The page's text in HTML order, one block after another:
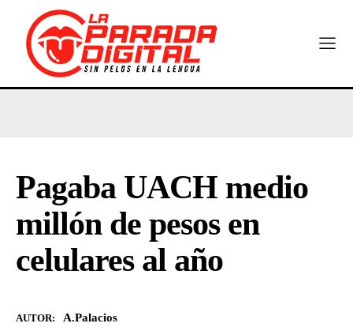
Pagaba UACH medio
millón de pesos en
celulares al año
AUTOR: A.Palacios